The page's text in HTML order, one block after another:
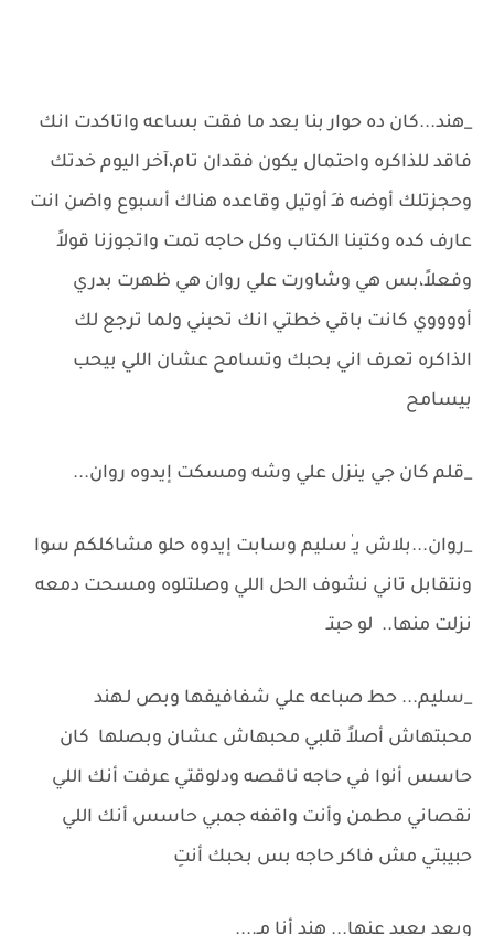
_هند...كان ده حوار بنا بعد ما فقت بساعه واتاكدت انك
فاقد للذاكره واحتمال يكون فقدان تام،آخر اليوم خدتك
وحجزتلك أوضه فـِ أوتيل وقاعده هناك أسبوع واضن انت
عارف كده وكتبنا الكتاب وكل حاجه تمت واتجوزنا قولاً
وفعلاً،بس هي وشاورت علي روان هي ظهرت بدري
أووووي كانت باقي خطتي انك تحبني ولما ترجع لك
الذاكره تعرف اني بحبك وتسامح عشان اللي بيحب
بيسامح
_قلم كان جي ينزل علي وشه ومسكت إيدوه روان...
_روان...بلاش يـٰ سليم وسابت إيدوه حلو مشاكلكم سوا
ونتقابل تاني نشوف الحل اللي وصلتلوه ومسحت دمعه
نزلت منها.. لو حبتـ
_سليم... حط صباعه علي شفافيفها وبص لـهند
محبتهاش أصلاً قلبي محبهاش عشان وبصلها كان
حاسس أنوا في حاجه ناقصه ودلوقتي عرفت أنك اللي
نقصاني مطمن وأنت واقفه جمبي حاسس أنك اللي
حبيبتي مش فاكر حاجه بس بحبك أنتِ
وبعد بعيد عنها... هند أنا مـ....